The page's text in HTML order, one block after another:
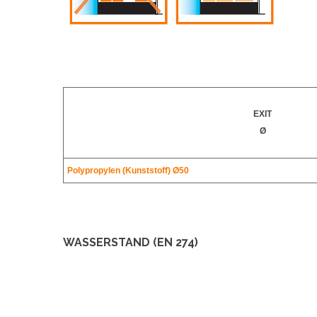
EXIT
Ø
Polypropylen (Kunststoff) Ø50
WASSERSTAND (EN 274)